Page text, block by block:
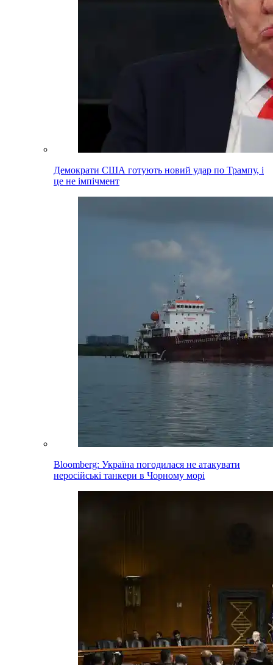
Демократи США готують новий удар по Трампу, і
це не імпічмент
Bloomberg: Україна погодилася не атакувати
неросійські танкери в Чорному морі